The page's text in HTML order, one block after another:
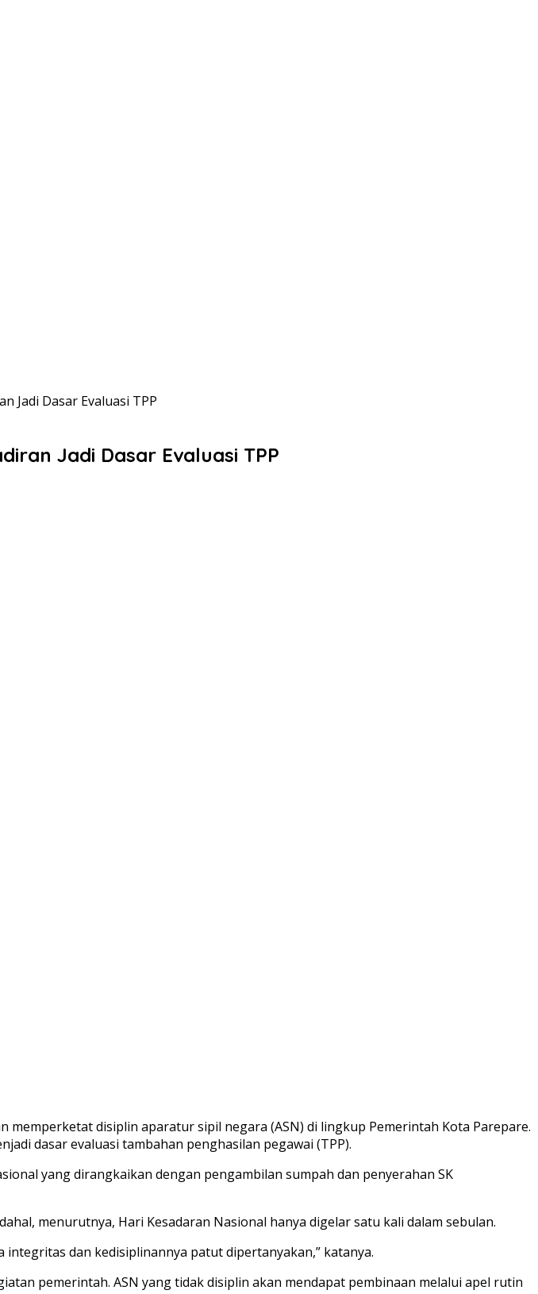
Jadi Dasar Evaluasi TPP
Jadi Dasar Evaluasi TPP
memperketat disiplin aparatur sipil negara (ASN) di lingkup Pemerintah Kota Parepare.
dasar evaluasi tambahan penghasilan pegawai (TPP).
yang dirangkaikan dengan pengambilan sumpah dan penyerahan SK
menurutnya, Hari Kesadaran Nasional hanya digelar satu kali dalam sebulan.
integritas dan kedisiplinannya patut dipertanyakan,” katanya.
pemerintah. ASN yang tidak disiplin akan mendapat pembinaan melalui apel rutin